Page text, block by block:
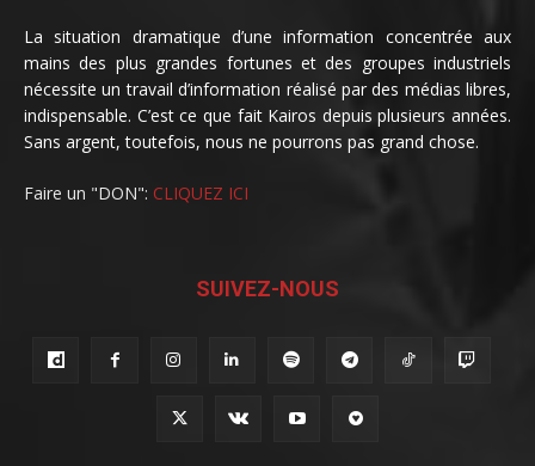
La situation dramatique d’une information concentrée aux
mains des plus grandes fortunes et des groupes industriels
nécessite un travail d’information réalisé par des médias libres,
indispensable. C’est ce que fait Kairos depuis plusieurs années.
Sans argent, toutefois, nous ne pourrons pas grand chose.
Faire un "DON": CLIQUEZ ICI
SUIVEZ-NOUS